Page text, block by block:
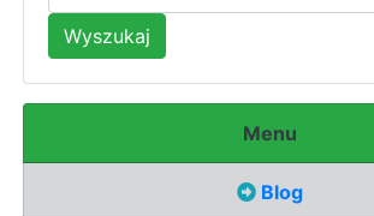
Wyszukaj
Menu
Blog